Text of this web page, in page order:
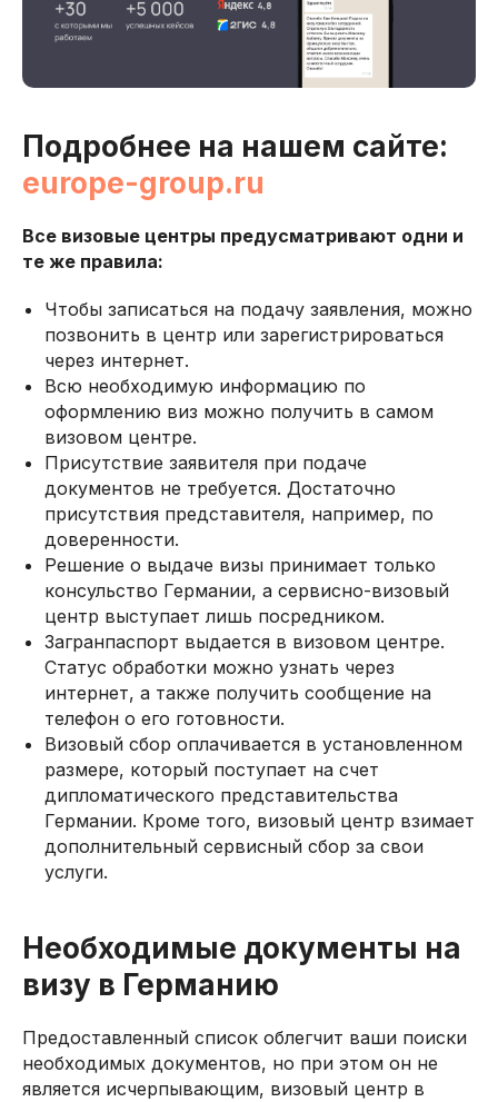
Подробнее на нашем сайте:
europe-group.ru
Все визовые центры предусматривают одни и
те же правила:
Чтобы записаться на подачу заявления, можно
позвонить в центр или зарегистрироваться
через интернет.
Всю необходимую информацию по
оформлению виз можно получить в самом
визовом центре.
Присутствие заявителя при подаче
документов не требуется. Достаточно
присутствия представителя, например, по
доверенности.
Решение о выдаче визы принимает только
консульство Германии, а сервисно-визовый
центр выступает лишь посредником.
Загранпаспорт выдается в визовом центре.
Статус обработки можно узнать через
интернет, а также получить сообщение на
телефон о его готовности.
Визовый сбор оплачивается в установленном
размере, который поступает на счет
дипломатического представительства
Германии. Кроме того, визовый центр взимает
дополнительный сервисный сбор за свои
услуги.
Необходимые документы на
визу в Германию
Предоставленный список облегчит ваши поиски
необходимых документов, но при этом он не
является исчерпывающим, визовый центр в